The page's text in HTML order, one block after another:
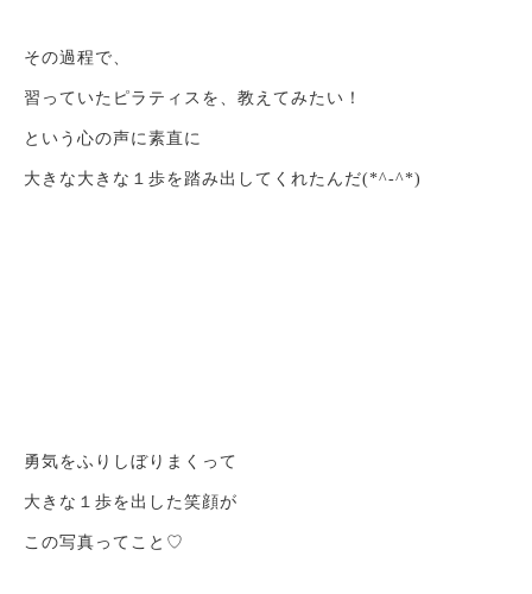
その過程で、
習っていたピラティスを、教えてみたい！
という心の声に素直に
大きな大きな１歩を踏み出してくれたんだ(*^-^*)
勇気をふりしぼりまくって
大きな１歩を出した笑顔が
この写真ってこと♡